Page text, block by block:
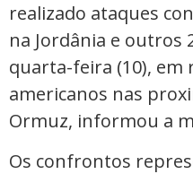
realizado ataques
na Jordânia e outros
quarta-feira (10), em
americanos nas
Ormuz, informou a
Os confrontos